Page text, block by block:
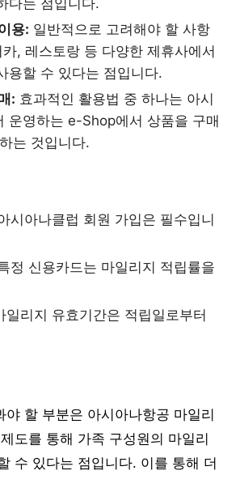
다는 점입니다.
용: 일반적으로 고려해야 할 사항
, 레스토랑 등 다양한 제휴사에서
용할 수 있다는 점입니다.
: 효과적인 활용법 중 하나는 아시
운영하는 e-Shop에서 상품을 구매
는 것입니다.
시아나클럽 회원 가입은 필수입니
정 신용카드는 마일리지 적립률을
일리지 유효기간은 적립일로부터
야 할 부분은 아시아나항공 마일리
도를 통해 가족 구성원의 마일리
수 있다는 점입니다. 이를 통해 더